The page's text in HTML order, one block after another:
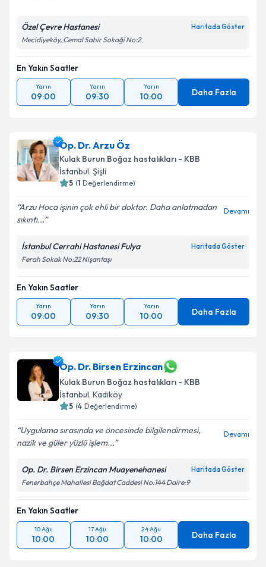
Özel Çevre Hastanesi Haritada Göster
Mecidiyeköy, Cemal Sahir Sokaği No:2
En Yakın Saatler
Yarın
09:00
Yarın
09:30
Yarın
10:00 Daha Fazla
Op. Dr. Arzu Öz
Kulak Burun Boğaz hastalıkları - KBB
İstanbul, Şişli
5 (1 Değerlendirme)
Arzu Hoca işinin çok ehli bir doktor. Daha anlatmadan
sıkıntı...
Devamı
İstanbul Cerrahi Hastanesi Fulya Haritada Göster
Ferah Sokak No:22 Nişantaşı
En Yakın Saatler
Yarın
09:00
Yarın
09:30
Yarın
10:00 Daha Fazla
Op. Dr. Birsen Erzincan
Kulak Burun Boğaz hastalıkları - KBB
İstanbul, Kadıköy
5 (4 Değerlendirme)
Uygulama sırasında ve öncesinde bilgilendirmesi,
nazik ve güler yüzlü işlem...
Devamı
Op. Dr. Birsen Erzincan Muayenehanesi Haritada Göster
Fenerbahçe Mahallesi Bağdat Caddesi No:144 Daire:9
En Yakın Saatler
10 Ağu
10:00
17 Ağu
10:00
24 Ağu
10:00 Daha Fazla